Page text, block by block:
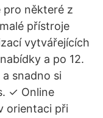
pro některé z
přístroje
vytvářejících
a po 12.
snadno si
✓ Online
orientaci při